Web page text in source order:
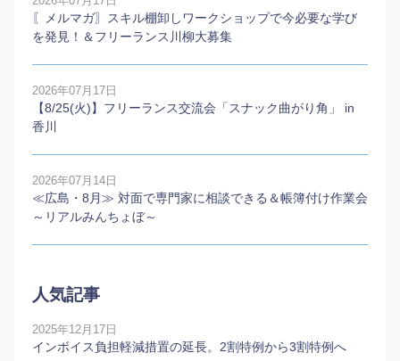
〖メルマガ〗スキル棚卸しワークショップで今必要な学び
を発見！＆フリーランス川柳大募集
2026年07月17日
【8/25(火)】フリーランス交流会「スナック曲がり角」 in
香川
2026年07月14日
≪広島・8月≫ 対面で専門家に相談できる＆帳簿付け作業会
～リアルみんちょぼ～
人気記事
2025年12月17日
インボイス負担軽減措置の延長。2割特例から3割特例へ